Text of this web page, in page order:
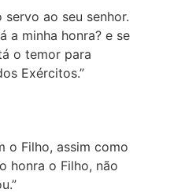
ao seu senhor.
a minha honra? e se
o temor para
Exércitos.”
o Filho, assim como
honra o Filho, não